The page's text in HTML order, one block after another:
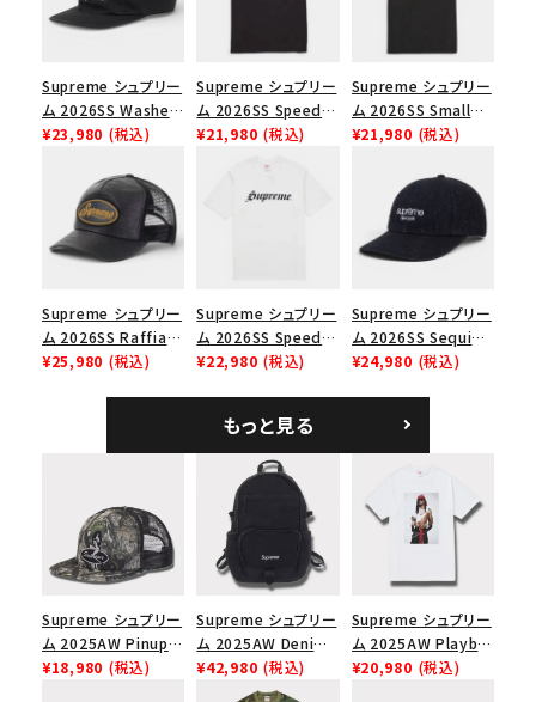
シーズンから探す
並び順
価格から探す
円
絞り込んで検索する
Supreme シュプリー
ム 2026SS Washed
Chino Twill Camp
ノツイル キャンプキャ
ップ ブラック
¥23,980 (税込)
Supreme シュプリー
ム 2026SS Speed
Tee スピードTシャツ
¥21,980 (税込)
Supreme シュプリー
ム 2026SS Small
Box Tee スモールボ
¥21,980 (税込)
Supreme シュプリー
ム 2026SS Raffia
Mesh Back 5-Panel
¥25,980 (税込)
Supreme シュプリー
ム 2026SS Speed
Tee スピードTシャツ
¥22,980 (税込)
Supreme シュプリー
ム 2026SS Sequin
Denim Classic
シックロゴ 6パネルキ
ャップ ブラック
¥24,980 (税込)
もっと見る
Supreme シュプリー
ム 2025AW Pinup
Mesh Back 5-Panel
¥18,980 (税込)
Supreme シュプリー
ム 2025AW Denim
Backpack デニム バ
ックパック ブラック
¥42,980 (税込)
Supreme シュプリー
ム 2025AW Playboi
Carti Tee プレイボ
¥20,980 (税込)